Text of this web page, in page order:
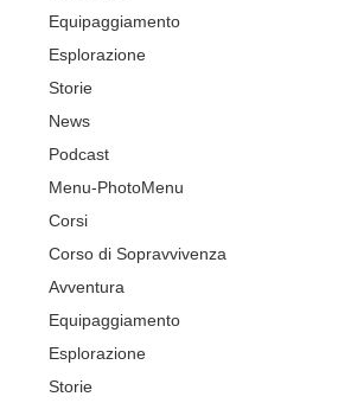
Equipaggiamento
Esplorazione
Storie
News
Podcast
Menu-PhotoMenu
Corsi
Corso di Sopravvivenza
Avventura
Equipaggiamento
Esplorazione
Storie